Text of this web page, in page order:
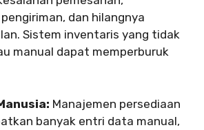
dan hilangnya
Sistem inventaris yang tidak
manual dapat memperburuk
Manajemen persediaan
banyak entri data manual,